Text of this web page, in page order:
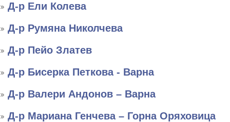
Д-р Ели Колева
Д-р Румяна Николчева
Д-р Пейо Златев
Д-р Бисерка Петкова - Варна
Д-р Валери Андонов – Варна
Д-р Мариана Генчева – Горна Оряховица